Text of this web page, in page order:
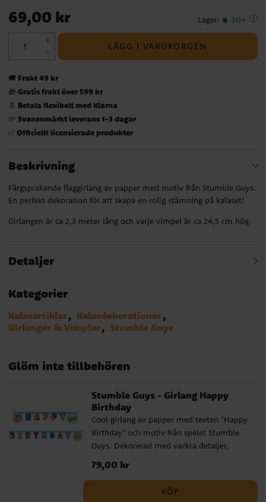
Pris: 69,00 kr
69,00 kr Lager: 30+
LÄGG I VARUKORGEN
🚚 Frakt 49 kr
🎁 Gratis frakt över 599 kr
📄 Betala flexibelt med Klarna
🌱 Svanenmärkt leverans 1-3 dagar
✅ Officiellt licensierade produkter
Beskrivning
Färgsprakande flaggirlang av papper med motiv från Stumble Guys.
En perfekt dekoration för att skapa en rolig stämning på kalaset!
Girlangen är ca 2,3 meter lång och varje vimpel är ca 24,5 cm hög.
Detaljer
Kategorier
Kalasartiklar
Kalasdekorationer
Girlanger & Vimplar
Stumble Guys
Glöm inte tillbehören
Stumble Guys - Girlang Happy
Birthday
Cool girlang av papper med texten "Happy
Birthday" och motiv från spelet Stumble
Guys. Dekorerad med vackra detaljer,
inspirerade av den färgglada världen.
Perfekt för att skapa en festlig stämning
vid födelsedagsfirandet! Girlangen är 2
Pris:79,00 kr
79,00 kr
KÖP